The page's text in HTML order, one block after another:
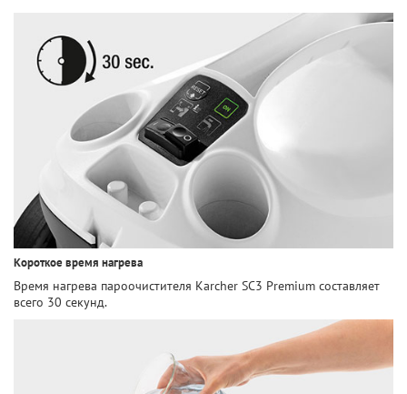
Короткое время нагрева
Время нагрева пароочистителя Karcher SC3 Premium составляет
всего 30 секунд.